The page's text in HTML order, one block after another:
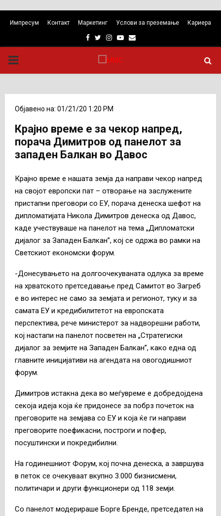
Импресум Контакт Маркетинг Услови за преземање Кариера
Facebook
TwitterInstagram
Youtube
Email
PRIMARY
Објавено на: 01/21/20 1:20 PM
Крајно време е за чекор напред,
порача Димитров од панелoт за
западен Балкан во Давос
Крајно време е нашата земја да направи чекор напред
на својот европски пат – отворање на заслужените
пристапни преговори со ЕУ, порача денеска шефот на
дипломатијата Никола Димитров денеска од Давос,
каде учествуваше на панелот на тема „Дипломатски
дијалог за Западен Балкан”, кој се одржа во рамки на
Светскиот економски форум.
-Донесувањето на долгоочекуваната одлука за време
на хрватското претседавање пред Самитот во Загреб
е во интерес не само за земјата и регионот, туку и за
самата ЕУ и кредибилитетот на европската
перспектива, рече министерот за надворешни работи,
кој настапи на панелот посветен на „Стратегиски
дијалог за земјите на Западен Балкан”, како една од
главните иницијативи на агендата на овогодишниот
форум.
Димитров истакна дека во меѓувреме е добредојдена
секоја идеја која ќе придонесе за побрз почеток на
преговорите на земјава со ЕУ и која ќе ги направи
преговорите поефикасни, построги и пофер,
посуштински и покредибилни.
На годинешниот Форум, кој почна денеска, а завршува
в петок се очекуваат вкупно 3.000 бизнисмени,
политичари и други функционери од 118 земји.
Со панелот модерираше Борге Бренде, претседател на